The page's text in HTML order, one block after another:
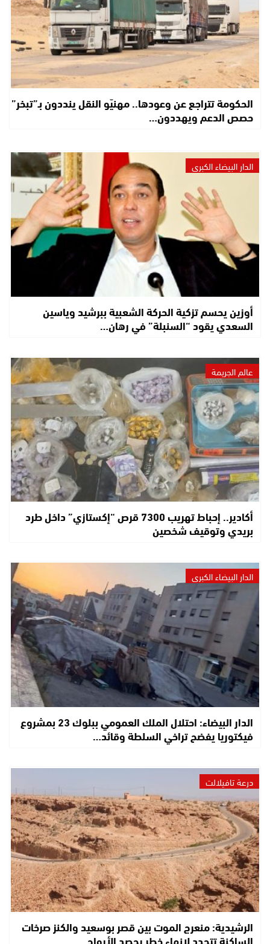
الحكومة تتراجع عن وعودها.. مهنيّو النقل ينددون بـ”تبخر”
حصص الدعم ويهددون…
الدار البيضاء الكبرى
أوزين يحسم تزكية الحركة الشعبية ببرشيد وياسين
السعدي يقود “السنبلة” في رهان…
عالم الجريمة
أكادير.. إحباط تهريب 7300 قرص “إكستازي” داخل طرد
بريدي وتوقيف شخصين
الدار البيضاء الكبرى
الدار البيضاء: احتلال الملك العمومي ببلوك 23 بمشروع
فيكتوريا يفضح تراخي السلطة وقائد…
درعة تافيلالت
الرشيدية: منعرج الموت بين قصر بوسعيد والكنز صرخات